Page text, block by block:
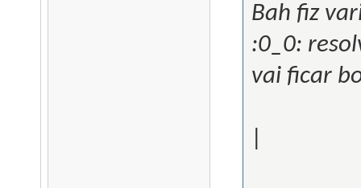
Bah fiz
:0_0:
vai ficar